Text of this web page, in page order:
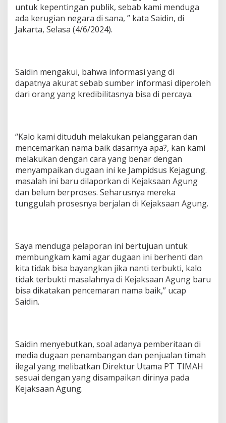
untuk kepentingan publik, sebab kami menduga
ada kerugian negara di sana, ” kata Saidin, di
Jakarta, Selasa (4/6/2024).
Saidin mengakui, bahwa informasi yang di
dapatnya akurat sebab sumber informasi diperoleh
dari orang yang kredibilitasnya bisa di percaya.
“Kalo kami dituduh melakukan pelanggaran dan
mencemarkan nama baik dasarnya apa?, kan kami
melakukan dengan cara yang benar dengan
menyampaikan dugaan ini ke Jampidsus Kejagung.
masalah ini baru dilaporkan di Kejaksaan Agung
dan belum berproses. Seharusnya mereka
tunggulah prosesnya berjalan di Kejaksaan Agung.
Saya menduga pelaporan ini bertujuan untuk
membungkam kami agar dugaan ini berhenti dan
kita tidak bisa bayangkan jika nanti terbukti, kalo
tidak terbukti masalahnya di Kejaksaan Agung baru
bisa dikatakan pencemaran nama baik,” ucap
Saidin.
Saidin menyebutkan, soal adanya pemberitaan di
media dugaan penambangan dan penjualan timah
ilegal yang melibatkan Direktur Utama PT TIMAH
sesuai dengan yang disampaikan dirinya pada
Kejaksaan Agung.